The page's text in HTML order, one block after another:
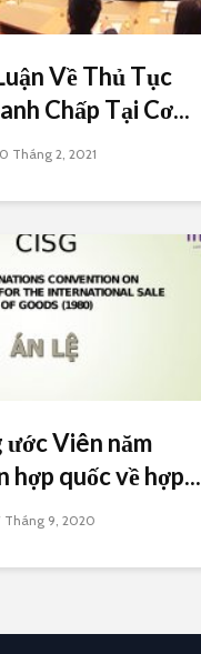
Về Thủ Tục
Chấp Tại Cơ...
Tháng 2, 2021
ước Viên năm
hợp quốc về hợp...
Tháng 9, 2020